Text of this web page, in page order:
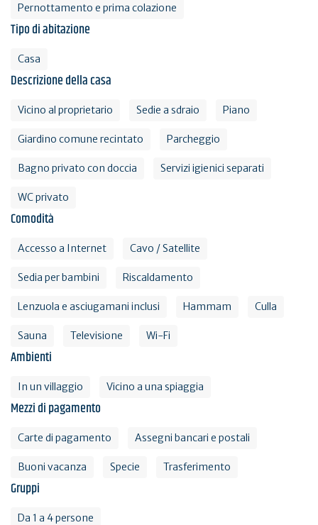
Pernottamento e prima colazione
Tipo di abitazione
Casa
Descrizione della casa
Vicino al proprietario Sedie a sdraio Piano
Giardino comune recintato Parcheggio
Bagno privato con doccia Servizi igienici separati
WC privato
Comodità
Accesso a Internet Cavo / Satellite
Sedia per bambini Riscaldamento
Lenzuola e asciugamani inclusi Hammam Culla
Sauna Televisione Wi-Fi
Ambienti
In un villaggio Vicino a una spiaggia
Mezzi di pagamento
Carte di pagamento Assegni bancari e postali
Buoni vacanza Specie Trasferimento
Gruppi
Da 1 a 4 persone